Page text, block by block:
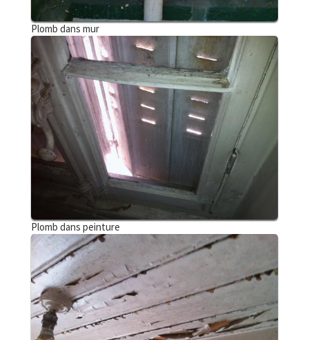
Plomb dans mur
Plomb dans peinture